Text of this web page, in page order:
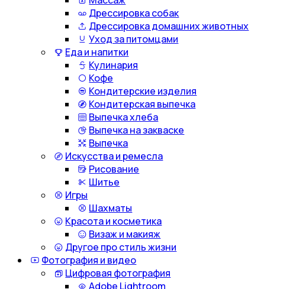
Дрессировка собак
Дрессировка домашних животных
Уход за питомцами
Еда и напитки
Кулинария
Кофе
Кондитерские изделия
Кондитерская выпечка
Выпечка хлеба
Выпечка на закваске
Выпечка
Искусства и ремесла
Рисование
Шитье
Игры
Шахматы
Красота и косметика
Визаж и макияж
Другое про стиль жизни
Фотография и видео
Цифровая фотография
Adobe Lightroom